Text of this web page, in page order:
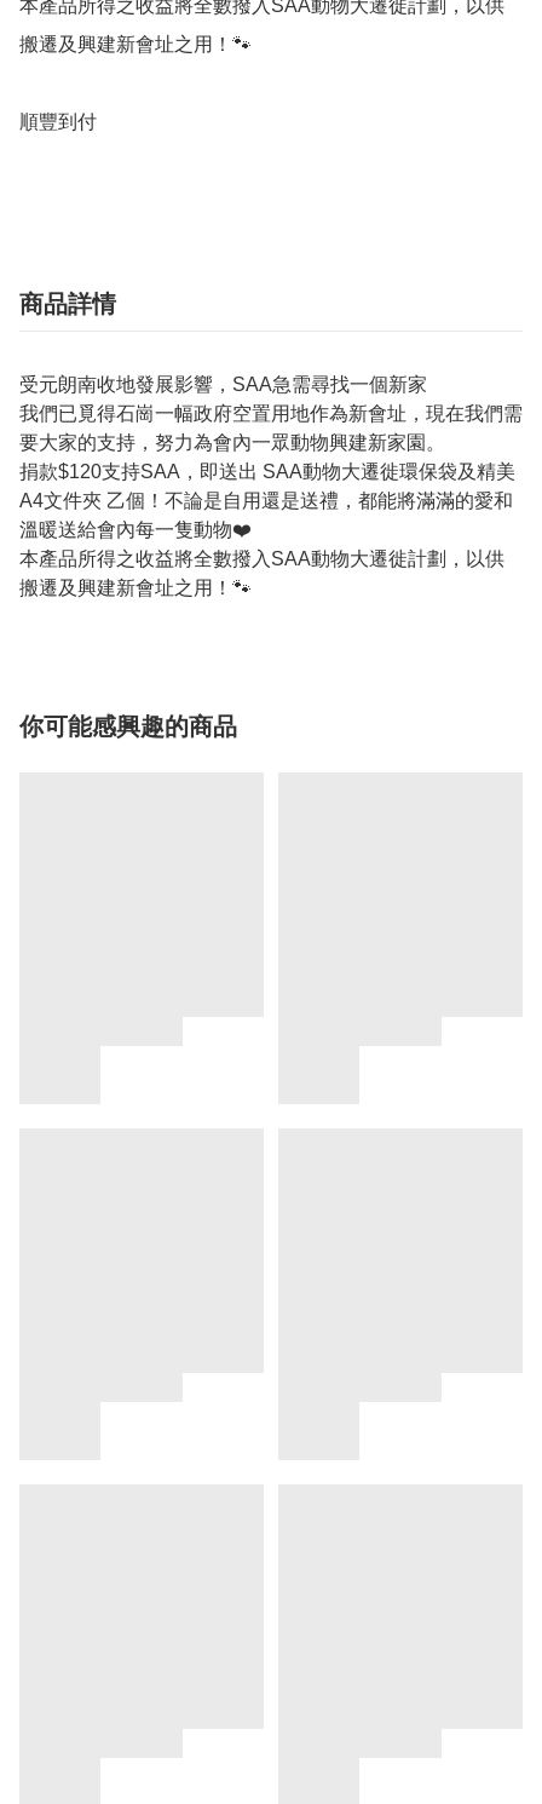
本產品所得之收益將全數撥入SAA動物大遷徙計劃，以供
搬遷及興建新會址之用！🐾
順豐到付
商品詳情
受元朗南收地發展影響，SAA急需尋找一個新家
我們已覓得石崗一幅政府空置用地作為新會址，現在我們需
要大家的支持，努力為會內一眾動物興建新家園。
捐款$120支持SAA，即送出 SAA動物大遷徙環保袋及精美
A4文件夾 乙個！不論是自用還是送禮，都能將滿滿的愛和
溫暖送給會內每一隻動物❤️
本產品所得之收益將全數撥入SAA動物大遷徙計劃，以供
搬遷及興建新會址之用！🐾
你可能感興趣的商品